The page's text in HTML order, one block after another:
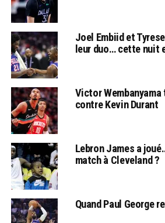
Joel Embiid et
leur duo… cette nuit
Victor
contre Kevin Durant
Lebron James a
match à Cleveland ?
Quand Paul George